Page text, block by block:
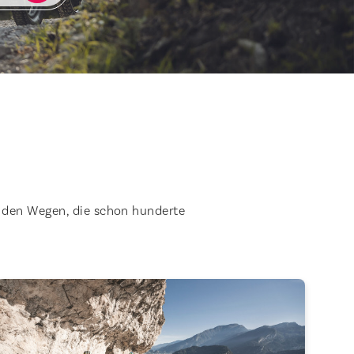
Wegen, die schon hunderte